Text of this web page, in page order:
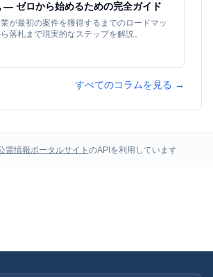
— ゼロから始めるための完全ガイド
が最初の案件を獲得するまでのロードマッ
落札まで現実的なステップを解説。
すべてのコラムを見る →
需情報ポータルサイト のAPIを利用しています